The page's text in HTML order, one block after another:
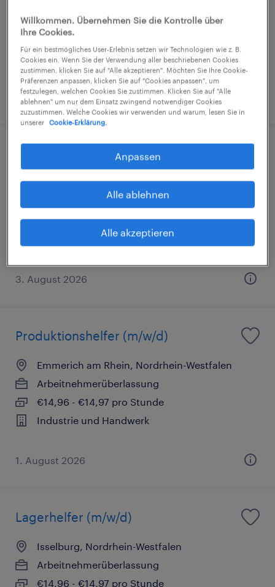
Arbeitnehmerüberlassung
€15,69 - €15,70 pro Stunde
Industrie und Handwerk
3. August 2026
Staplerfahrer (m/w/d)
Emmerich am Rhein, Nordrhein-Westfalen
Arbeitnehmerüberlassung
€15,23 - €18,50 pro Stunde
Industrie und Handwerk
3. August 2026
Produktionshelfer (m/w/d)
Emmerich am Rhein, Nordrhein-Westfalen
Arbeitnehmerüberlassung
€14,96 - €14,97 pro Stunde
Industrie und Handwerk
1. August 2026
Lagerhelfer (m/w/d)
Isselburg, Nordrhein-Westfalen
Arbeitnehmerüberlassung
€14,96 - €14,97 pro Stunde
Willkommen. Übernehmen Sie die Kontrolle über
Ihre Cookies.
Für ein bestmögliches User-Erlebnis setzen wir Technologien wie z. B.
Cookies ein. Wenn Sie der Verwendung aller beschriebenen Cookies
zustimmen, klicken Sie auf "Alle akzeptieren". Möchten Sie Ihre Cookie-
Präferenzen anpassen, klicken Sie auf "Cookies anpassen", um
festzulegen, welchen Cookies Sie zustimmen. Klicken Sie auf "Alle
ablehnen" um nur dem Einsatz zwingend notwendiger Cookies
zuzustimmen. Welche Cookies wir verwenden und warum, lesen Sie in
unserer
Cookie-Erklärung.
Anpassen
Alle ablehnen
Alle akzeptieren